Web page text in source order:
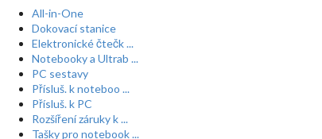
All-in-One
Dokovací stanice
Elektronické čtečk ...
Notebooky a Ultrab ...
PC sestavy
Přísluš. k noteboo ...
Přísluš. k PC
Rozšíření záruky k ...
Tašky pro notebook ...